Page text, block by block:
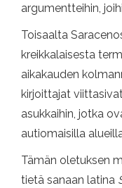
argumentteihin,
Toisaalta
kreikkalaisesta
aikakauden
kirjoittajat
asukkaihin, jotka
autiomaisilla
Tämän oletuksen
tietä sanaan latina